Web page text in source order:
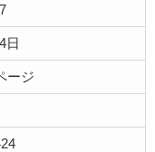
日
ージ